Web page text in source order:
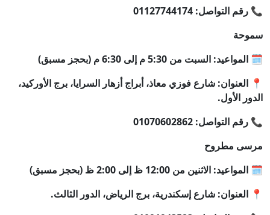
📞 رقم التواصل: 01127744174
سموحة
🗓️ المواعيد: السبت من 5:30 م إلى 6:30 م (بحجز مسبق)
📍 العنوان: شارع فوزي معاذ، أبراج أزهار السرايا، برج الأوركيد،
الدور الأول.
📞 رقم التواصل: 01070602862
مرسى مطروح
🗓️ المواعيد: الاثنين من 12:00 ظ إلى 2:00 ظ (بحجز مسبق)
📍 العنوان: شارع إسكندرية، برج الرياض، الدور الثالث.